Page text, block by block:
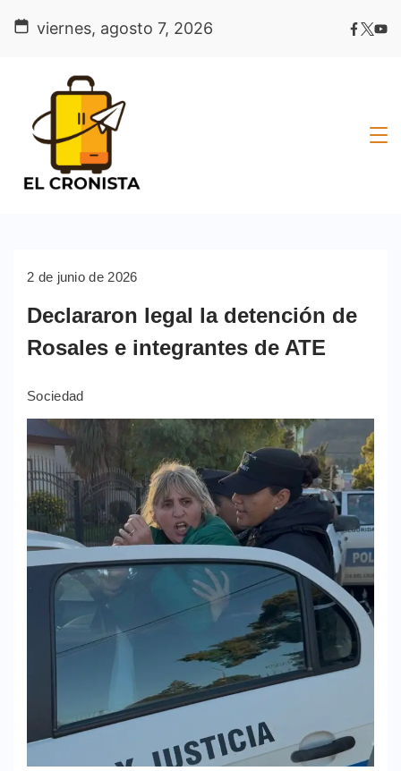
viernes, agosto 7, 2026
2 de junio de 2026
Declararon legal la detención de
Rosales e integrantes de ATE
Sociedad